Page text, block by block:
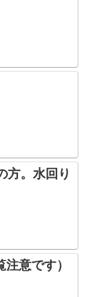
方。水回り
意です）